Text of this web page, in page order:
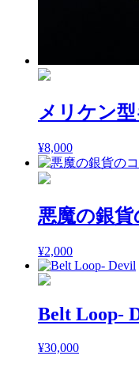
メリケン
¥8,000
悪魔の銀
¥2,000
Belt Loop-
¥30,000